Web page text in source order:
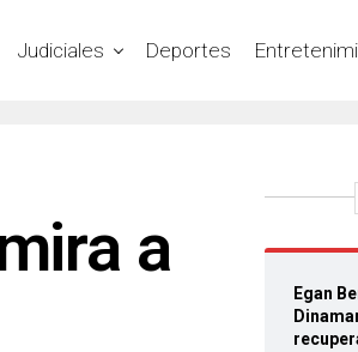
Judiciales Deportes
a
Egan